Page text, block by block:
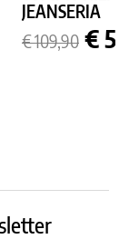
JEANSERIA
Prezzo
base
€ 109,90 €